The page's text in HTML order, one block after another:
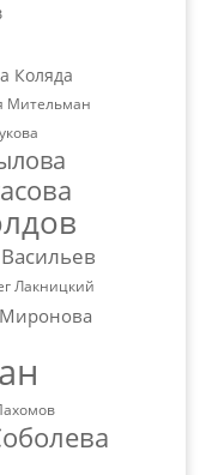
Коляда
Мительман
Лакницкий